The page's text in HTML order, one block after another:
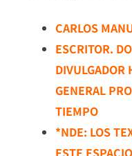
CARLOS
ESCRITOR.
DIVULGADOR
GENERAL
TIEMPO
*NDE: LOS
ESTE